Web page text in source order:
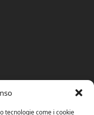
tecnologie come i cookie